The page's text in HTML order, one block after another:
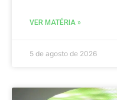
VER MATÉRIA »
5 de agosto de 2026